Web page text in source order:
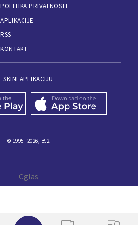
POLITIKA PRIVATNOSTI
APLIKACIJE
RSS
KONTAKT
SKINI APLIKACIJU
© 1995 - 2026, B92
✕